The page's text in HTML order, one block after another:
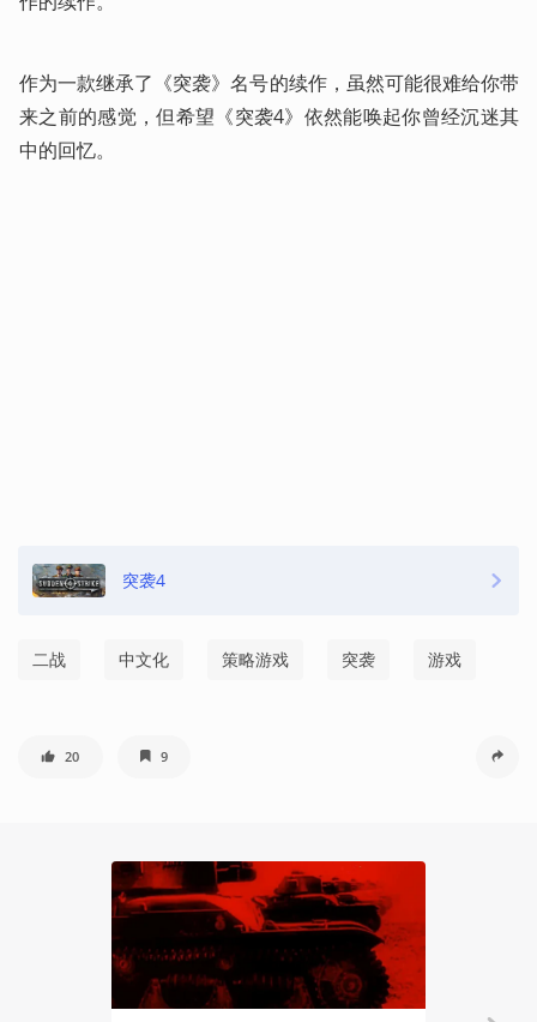
作为一款继承了《突袭》名号的续作，虽然可能很难给你带
来之前的感觉，但希望《突袭4》依然能唤起你曾经沉迷其
中的回忆。
突袭4
二战 中文化 策略游戏 突袭 游戏
20 9